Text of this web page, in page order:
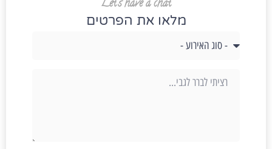
Let's have a chat
מלאו את הפרטים